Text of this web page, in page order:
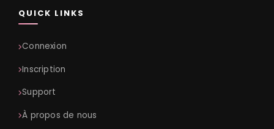
QUICK LINKS
Connexion
Inscription
Support
À propos de nous